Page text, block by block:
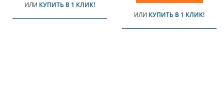
ИЛИ КУПИТЬ В 1 КЛИК!
ИЛИ КУПИТЬ В 1 КЛИК!